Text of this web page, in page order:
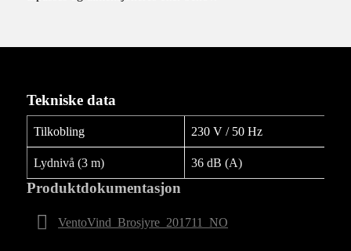
Tekniske data
Tilkobling 230 V / 50 Hz
Lydnivå (3 m) 36 dB (A)
Produktdokumentasjon
VentoVind_Brosjyre_201711_NO